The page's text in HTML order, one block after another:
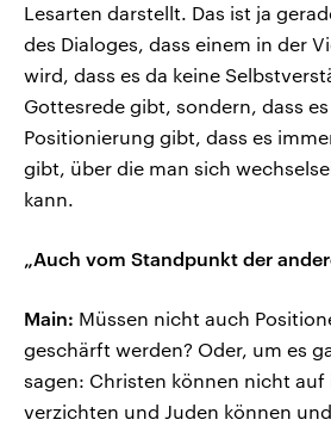
Lesarten darstellt. Das ist ja
des Dialoges, dass einem in der
wird, dass es da keine
Gottesrede gibt, sondern, dass
Positionierung gibt, dass es
gibt, über die man sich
kann.
„Auch vom Standpunkt der
Main: Müssen nicht auch
geschärft werden? Oder, um es
sagen: Christen können nicht auf
verzichten und Juden können